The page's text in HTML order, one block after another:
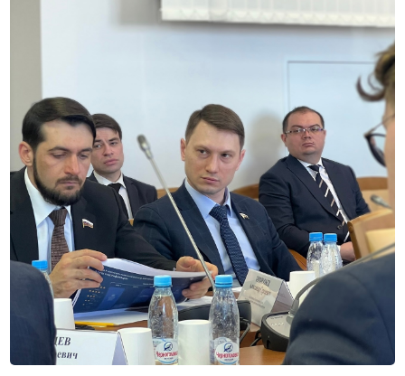
— Модернизация ЖКХ. До 2030 г. на эти цели будет
направлено более 4,5 трлн рублей.
— Включение в программу социальной газификации домов
— Развитие стратегического транспортного коридора
«Россия» от Санкт-Петербурга до Владивостока. В текущем
году трасса М-12 от Москвы до Казани, открытая в
прошлом году, будет продлена до Екатеринбурга, а в 2025
году — до Тюмени.
— Развитие высокоскоростных железных дорог. Первый
маршрут пройдет между Москвой и Санкт-Петербургом.
Затем в перспективе — в Казань и на Урал, в Ростов-на-
Дону и на Черноморское побережье.
Подводя итоги, хочу отметить, что особое внимание
вопросам семей, снижению бедности, здоровью,
образованию, науке, которое высказано в послании,
обнадеживает. Хотя под это требуются большие